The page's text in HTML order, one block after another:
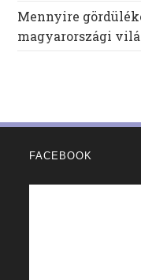
Mennyire
magyarországi
FACEBOOK